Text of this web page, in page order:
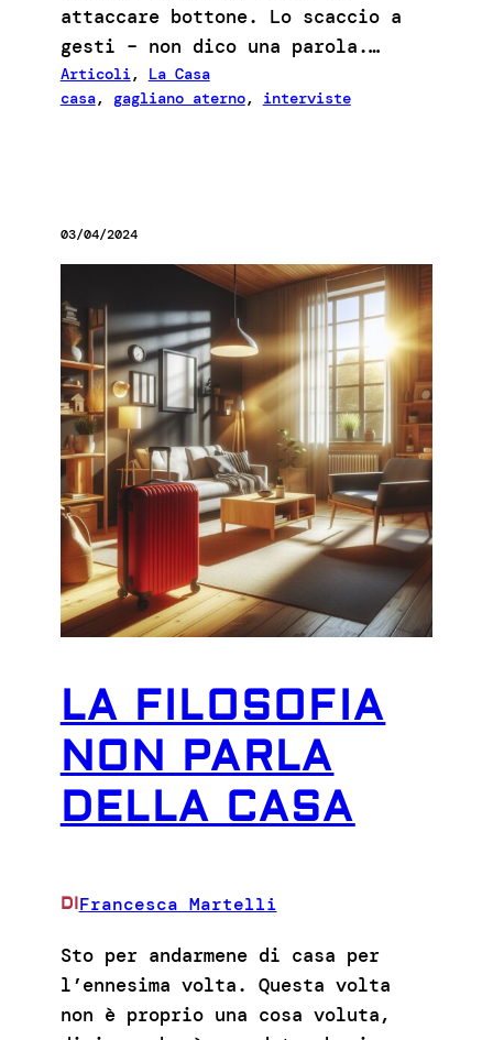
attaccare bottone. Lo scaccio a
gesti – non dico una parola.…
Articoli, La Casa
casa, gagliano aterno, interviste
03/04/2024
LA FILOSOFIA
NON PARLA
DELLA CASA
DIFrancesca Martelli
Sto per andarmene di casa per
l’ennesima volta. Questa volta
non è proprio una cosa voluta,